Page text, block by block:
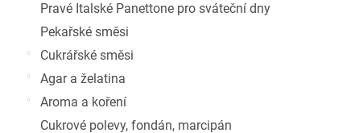
Pravé Italské Panettone pro sváteční dny
Pekařské směsi
Cukrářské směsi
Agar a želatina
Aroma a koření
Cukrové polevy, fondán, marcipán